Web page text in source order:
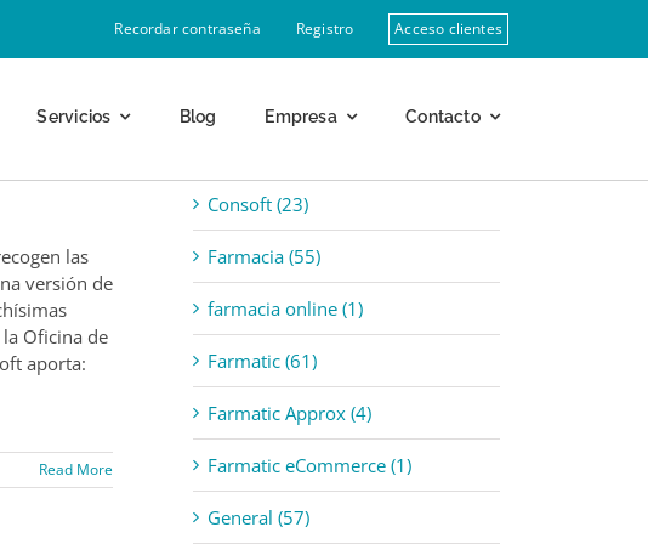
Recordar contraseña Registro Acceso clientes
Servicios Blog Empresa Contacto
las
versión de
Oficina de
aporta:
Read More
Consoft (23)
Farmacia (55)
farmacia online (1)
Farmatic (61)
Farmatic Approx (4)
Farmatic eCommerce (1)
General (57)